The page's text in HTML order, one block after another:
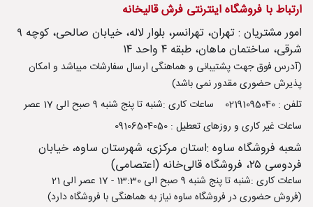
ارتباط با فروشگاه اینترنتی فرش قالیخانه
امور مشتریان : تهران، تهرانسر، بلوار لاله، خیابان صالحی، کوچه ۹
شرقی، ساختمان ماهان، طبقه ۴ واحد ۱۴
(آدرس فوق جهت پشتیبانی و هماهنگی ارسال سفارشات میباشد و امکان
پذیرش حضوری مقدور نمی باشد)
تلفن : 02191095040
ساعات کاری :شنبه تا پنج شنبه 9 صبح الی 17 عصر
ساعات غیر کاری و روزهای تعطیل : 09106504050
شعبه فروشگاه ساوه :استان مرکزی، شهرستان ساوه، خیابان
فردوسی ۲۵، فروشگاه قالی‌خانه (اعتصامی)
ساعات کاری :شنبه تا پنج شنبه 9 صبح الی 13:30 - 17 عصر الی 21
(فروش حضوری در فروشگاه ساوه نیاز به هماهنگی با فروشگاه دارد)